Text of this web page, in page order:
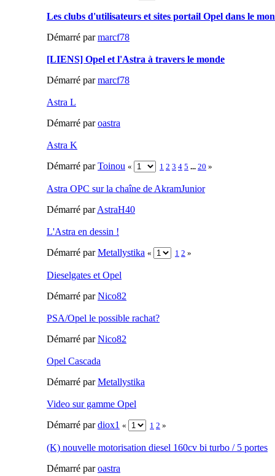
Les clubs d'utilisateurs et sites portail Opel dans le
Démarré parmarcf78
[LIENS] Opel et l'Astra à travers le monde
Démarré parmarcf78
Astra L
Démarré paroastra
Astra K
Démarré parToinou « 1 2 3 4 5 ... 20 »
Astra OPC sur la chaîne de AkramJunior
Démarré parAstraH40
L'Astra en dessin !
Démarré parMetallystika « 1 2 »
Dieselgates et Opel
Démarré parNico82
PSA/Opel le possible rachat?
Démarré parNico82
Opel Cascada
Démarré parMetallystika
Video sur gamme Opel
Démarré pardiox1 « 1 2 »
(K) nouvelle motorisation diesel 160cv bi turbo / 5 portes
Démarré paroastra